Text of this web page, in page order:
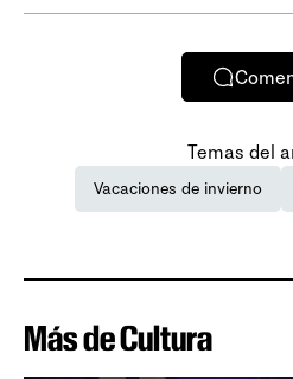
Temas del
Vacaciones de invierno
Más de Cultura